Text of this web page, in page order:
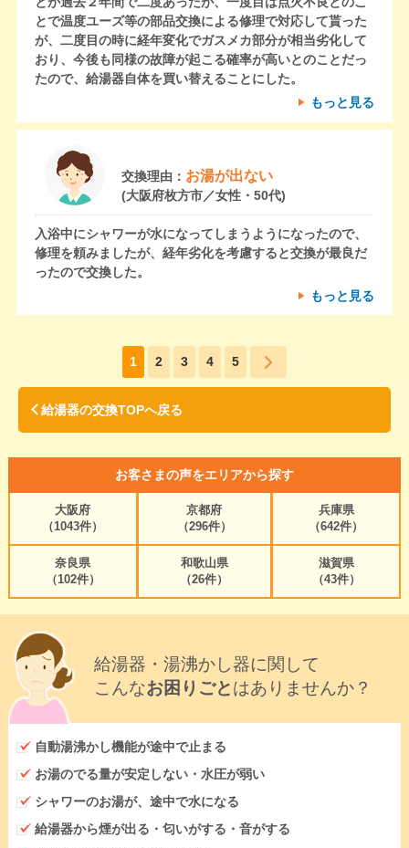
とで温度ユーズ等の部品交換による修理で対応して貰った
が、二度目の時に経年変化でガスメカ部分が相当劣化して
おり、今後も同様の故障が起こる確率が高いとのことだっ
たので、給湯器自体を買い替えることにした。
もっと見る
交換理由： お湯が出ない
(大阪府枚方市／女性・50代)
入浴中にシャワーが水になってしまうようになったので、
修理を頼みましたが、経年劣化を考慮すると交換が最良だ
ったので交換した。
もっと見る
1 2 3 4 5
給湯器の交換TOPへ戻る
お客さまの声をエリアから探す
大阪府
（1043件）
京都府
（296件）
兵庫県
（642件）
奈良県
（102件）
和歌山県
（26件）
滋賀県
（43件）
給湯器・湯沸かし器に関して
こんなお困りごとはありませんか？
自動湯沸かし機能が途中で止まる
お湯のでる量が安定しない・水圧が弱い
シャワーのお湯が、途中で水になる
給湯器から煙が出る・匂いがする・音がする